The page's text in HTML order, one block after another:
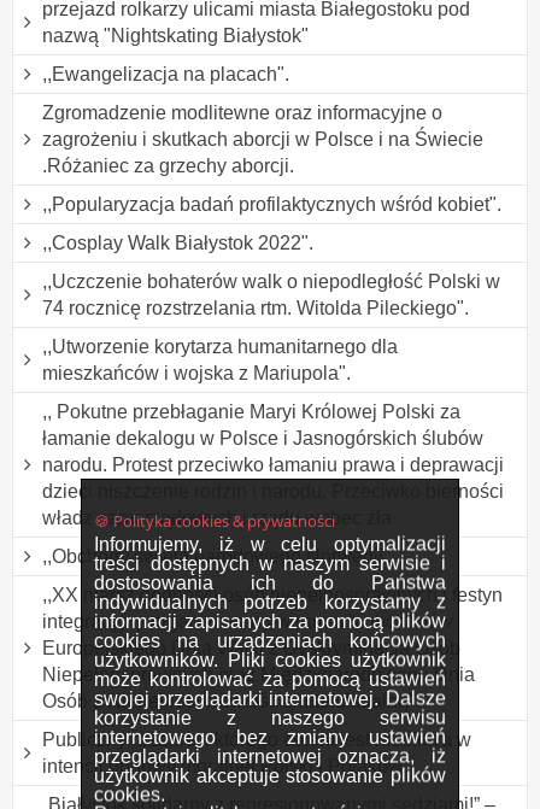
🍪 Polityka cookies & prywatności
Informujemy, iż w celu optymalizacji
treści dostępnych w naszym serwisie i
dostosowania ich do Państwa
indywidualnych potrzeb korzystamy z
informacji zapisanych za pomocą plików
cookies na urządzeniach końcowych
użytkowników. Pliki cookies użytkownik
może kontrolować za pomocą ustawień
swojej przeglądarki internetowej. Dalsze
korzystanie z naszego serwisu
internetowego bez zmiany ustawień
przeglądarki internetowej oznacza, iż
użytkownik akceptuje stosowanie plików
cookies.
przejazd rolkarzy ulicami miasta Białegostoku pod
nazwą "Nightskating Białystok"
,,Ewangelizacja na placach".
Zgromadzenie modlitewne oraz informacyjne o
zagrożeniu i skutkach aborcji w Polsce i na Świecie
.Różaniec za grzechy aborcji.
,,Popularyzacja badań profilaktycznych wśród kobiet".
,,Cosplay Walk Białystok 2022".
,,Uczczenie bohaterów walk o niepodległość Polski w
74 rocznicę rozstrzelania rtm. Witolda Pileckiego".
,,Utworzenie korytarza humanitarnego dla
mieszkańców i wojska z Mariupola".
,, Pokutne przebłaganie Maryi Królowej Polski za
łamanie dekalogu w Polsce i Jasnogórskich ślubów
narodu. Protest przeciwko łamaniu prawa i deprawacji
dzieci niszczenie rodzin i narodu. Przeciwko bierności
władz samorządowych i rządu wobec zła
,,Obchody święta narodowego Norwegii".
,,XX marsz godności osób niepełnosprawnych i festyn
integracyjny organizowany w ramach obchodów
Europejskiego Dnia Walki z Dyskryminacją Osób
Niepełnosprawnych oraz Międzynarodowego Dnia
Osób z Niepełnosprawnością Intelektualną".
Publiczny różaniec, którego celem jest modlitwa w
intencji odnowy moralnej Polski i Polaków.
„Białystok solidarny z represjonowanymi sędziami!” –